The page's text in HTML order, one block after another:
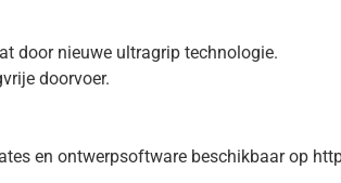
door nieuwe ultragrip technologie.
doorvoer.
en ontwerpsoftware beschikbaar op